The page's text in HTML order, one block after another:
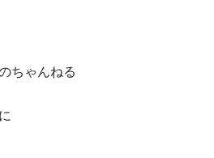
ちゃんねる